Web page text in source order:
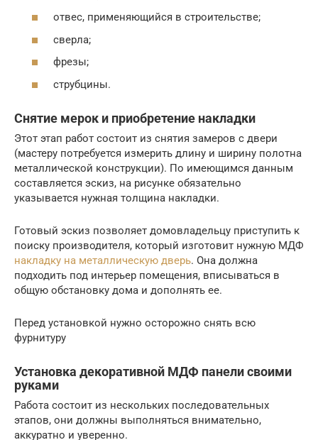
отвес, применяющийся в строительстве;
сверла;
фрезы;
струбцины.
Снятие мерок и приобретение накладки
Этот этап работ состоит из снятия замеров с двери
(мастеру потребуется измерить длину и ширину полотна
металлической конструкции). По имеющимся данным
составляется эскиз, на рисунке обязательно
указывается нужная толщина накладки.
Готовый эскиз позволяет домовладельцу приступить к
поиску производителя, который изготовит нужную МДФ
накладку на металлическую дверь. Она должна
подходить под интерьер помещения, вписываться в
общую обстановку дома и дополнять ее.
Перед установкой нужно осторожно снять всю
фурнитуру
Установка декоративной МДФ панели своими
руками
Работа состоит из нескольких последовательных
этапов, они должны выполняться внимательно,
аккуратно и уверенно.